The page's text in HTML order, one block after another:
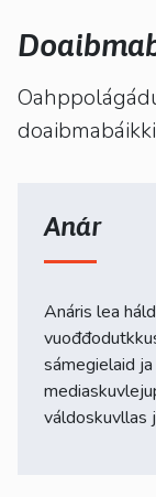
ja
pyyhkäisyliikkeitä.
Anár
Anáris lea
sámegielaid
váldoskuvllas